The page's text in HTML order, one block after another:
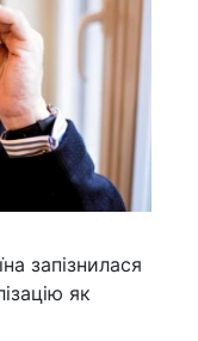
запізнилася
як